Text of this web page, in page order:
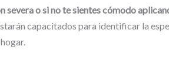
severa o si no te sientes cómodo
capacitados para identificar la